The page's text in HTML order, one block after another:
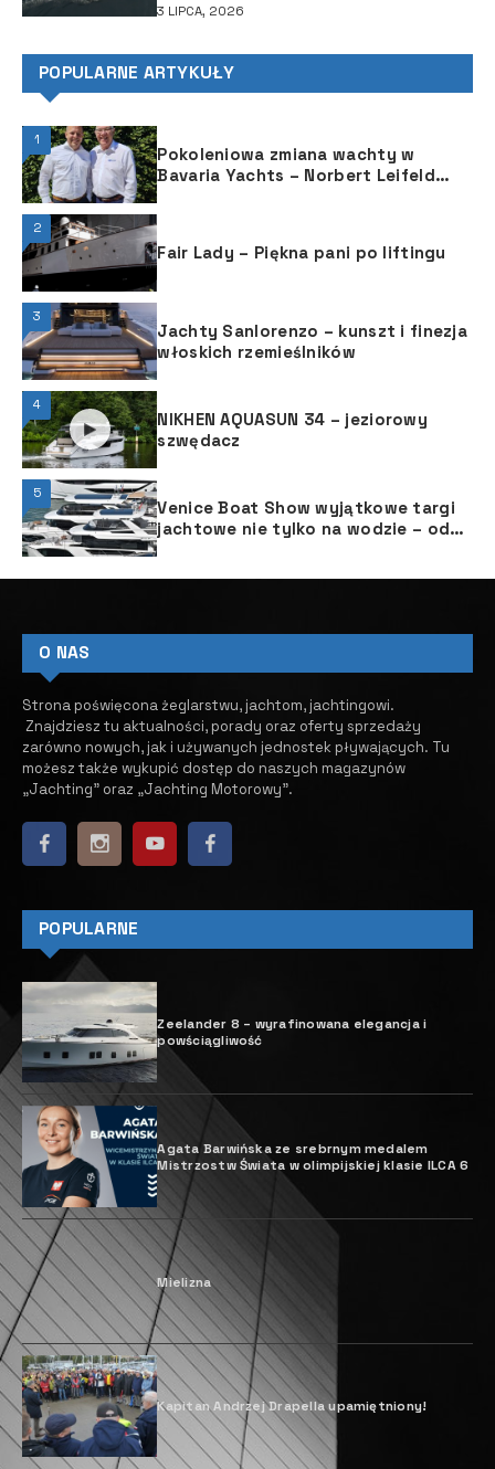
3 LIPCA, 2026
POPULARNE ARTYKUŁY
1
Pokoleniowa zmiana wachty w
Bavaria Yachts – Norbert Leifeld
2
Fair Lady – Piękna pani po liftingu
3
Jachty Sanlorenzo – kunszt i finezja
włoskich rzemieślników
4
NIKHEN AQUASUN 34 – jeziorowy
szwędacz
5
Venice Boat Show wyjątkowe targi
jachtowe nie tylko na wodzie – od
O NAS
Strona poświęcona żeglarstwu, jachtom, jachtingowi.
Znajdziesz tu aktualności, porady oraz oferty sprzedaży
zarówno nowych, jak i używanych jednostek pływających. ​ Tu
możesz także wykupić dostęp do naszych magazynów
„Jachting” oraz „Jachting Motorowy”.
POPULARNE
Zeelander 8 – wyrafinowana elegancja i
powściągliwość
Agata Barwińska ze srebrnym medalem
Mistrzostw Świata w olimpijskiej klasie ILCA 6
Mielizna
Kapitan Andrzej Drapella upamiętniony!